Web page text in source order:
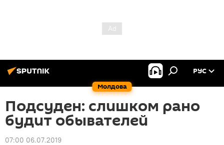
Молдова
РУС
Подсуден: слишком рано
будит обывателей
07:00 06.07.2019